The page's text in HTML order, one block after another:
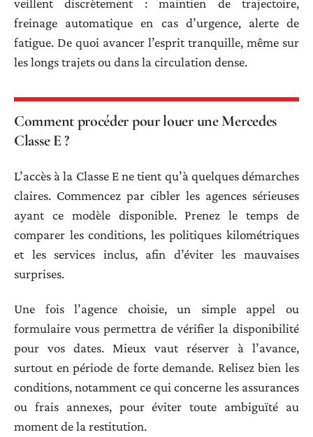
veillent discrètement : maintien de trajectoire,
freinage automatique en cas d’urgence, alerte de
fatigue. De quoi avancer l’esprit tranquille, même sur
les longs trajets ou dans la circulation dense.
Comment procéder pour louer une Mercedes
Classe E ?
L’accès à la Classe E ne tient qu’à quelques démarches
claires. Commencez par cibler les agences sérieuses
ayant ce modèle disponible. Prenez le temps de
comparer les conditions, les politiques kilométriques
et les services inclus, afin d’éviter les mauvaises
surprises.
Une fois l’agence choisie, un simple appel ou
formulaire vous permettra de vérifier la disponibilité
pour vos dates. Mieux vaut réserver à l’avance,
surtout en période de forte demande. Relisez bien les
conditions, notamment ce qui concerne les assurances
ou frais annexes, pour éviter toute ambiguïté au
moment de la restitution.